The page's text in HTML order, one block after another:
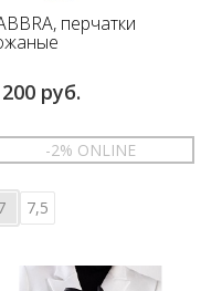
перчатки
руб.
-2% ONLINE
7,5